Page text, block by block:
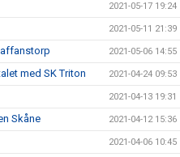
2021-05-17 19:24
2021-05-11 21:39
2021-05-06 14:55
med SK Triton 2021-04-24 09:53
2021-04-13 19:31
Skåne 2021-04-12 15:36
2021-04-06 10:45